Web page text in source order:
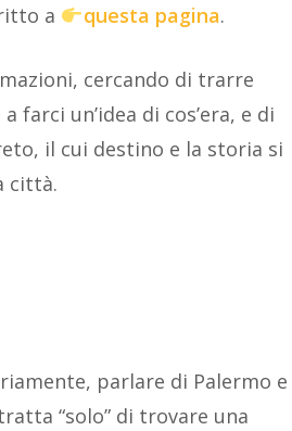
a questa pagina.
cercando di trarre
un’idea di cos’era, e di
il cui destino e la storia si
città.
parlare di Palermo e
“solo” di trovare una